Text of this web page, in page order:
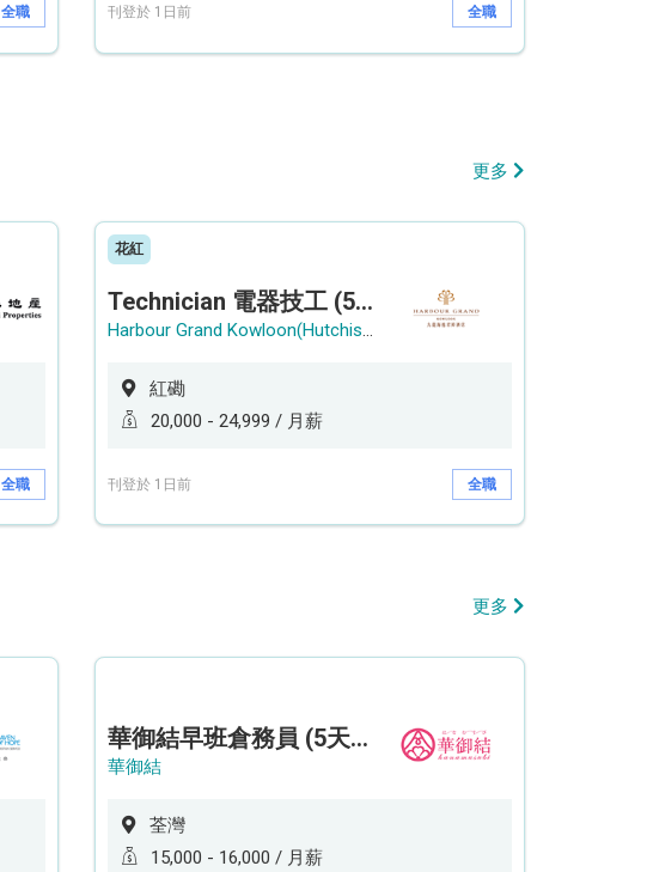
全職 刊登於 1日前 全職
更多
全職
花紅
Technician 電器技工 (5-Day Work Week)
Harbour Grand Kowloon(Hutchison Hotel Hong Kong Limited)
紅磡
20,000 - 24,999 / 月薪
刊登於 1日前 全職
更多
華御結早班倉務員 (5天工作週)
華御結
荃灣
15,000 - 16,000 / 月薪